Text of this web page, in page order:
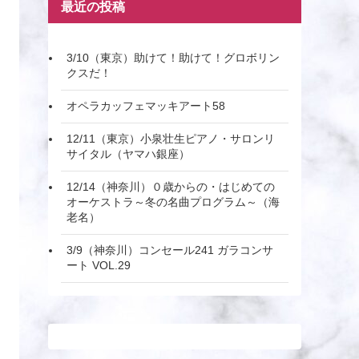
最近の投稿
3/10（東京）助けて！助けて！グロボリン
クスだ！
オペラカッフェマッキアート58
12/11（東京）小泉壮生ピアノ・サロンリ
サイタル（ヤマハ銀座）
12/14（神奈川）０歳からの・はじめての
オーケストラ～冬の名曲プログラム～（海
老名）
3/9（神奈川）コンセール241 ガラコンサ
ート VOL.29